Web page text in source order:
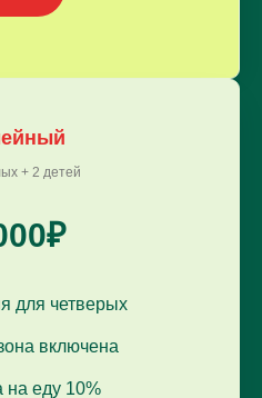
+ 2 детей
для четверых
включена
на еду 10%